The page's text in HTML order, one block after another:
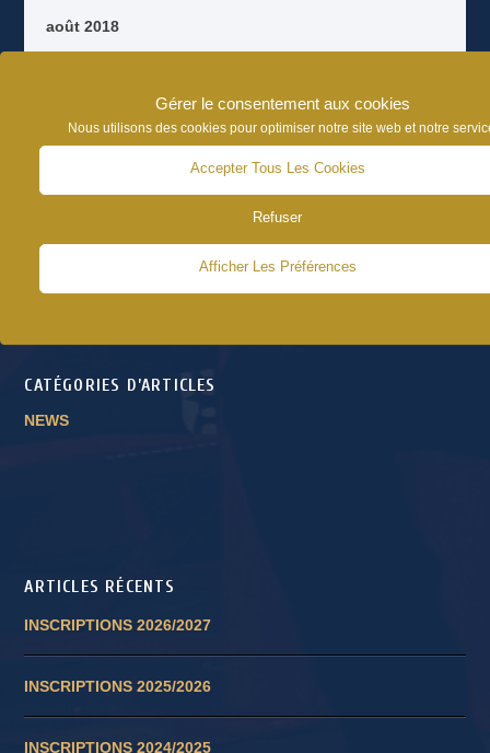
Gérer le consentement aux cookies
Nous utilisons des cookies pour optimiser notre site web et notre
Accepter Tous Les Cookies
Refuser
Afficher Les Préférences
août 2018
septembre 2017
juin 2017
CATÉGORIES D’ARTICLES
NEWS
ARTICLES RÉCENTS
INSCRIPTIONS 2026/2027
INSCRIPTIONS 2025/2026
INSCRIPTIONS 2024/2025